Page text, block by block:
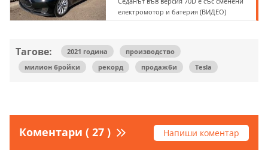
електромотор и батерия (ВИДЕО)
Тагове: 2021 година
производство
милион бройки
рекорд продажби Tesla
Коментари ( 27 ) Напиши коментар